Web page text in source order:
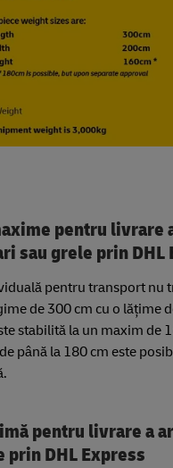
pentru livrare
sau grele prin DHL
pentru transport nu
de 300 cm cu o lățime
stabilită la un maxim de
până la 180 cm este
pentru livrare a
prin DHL Express